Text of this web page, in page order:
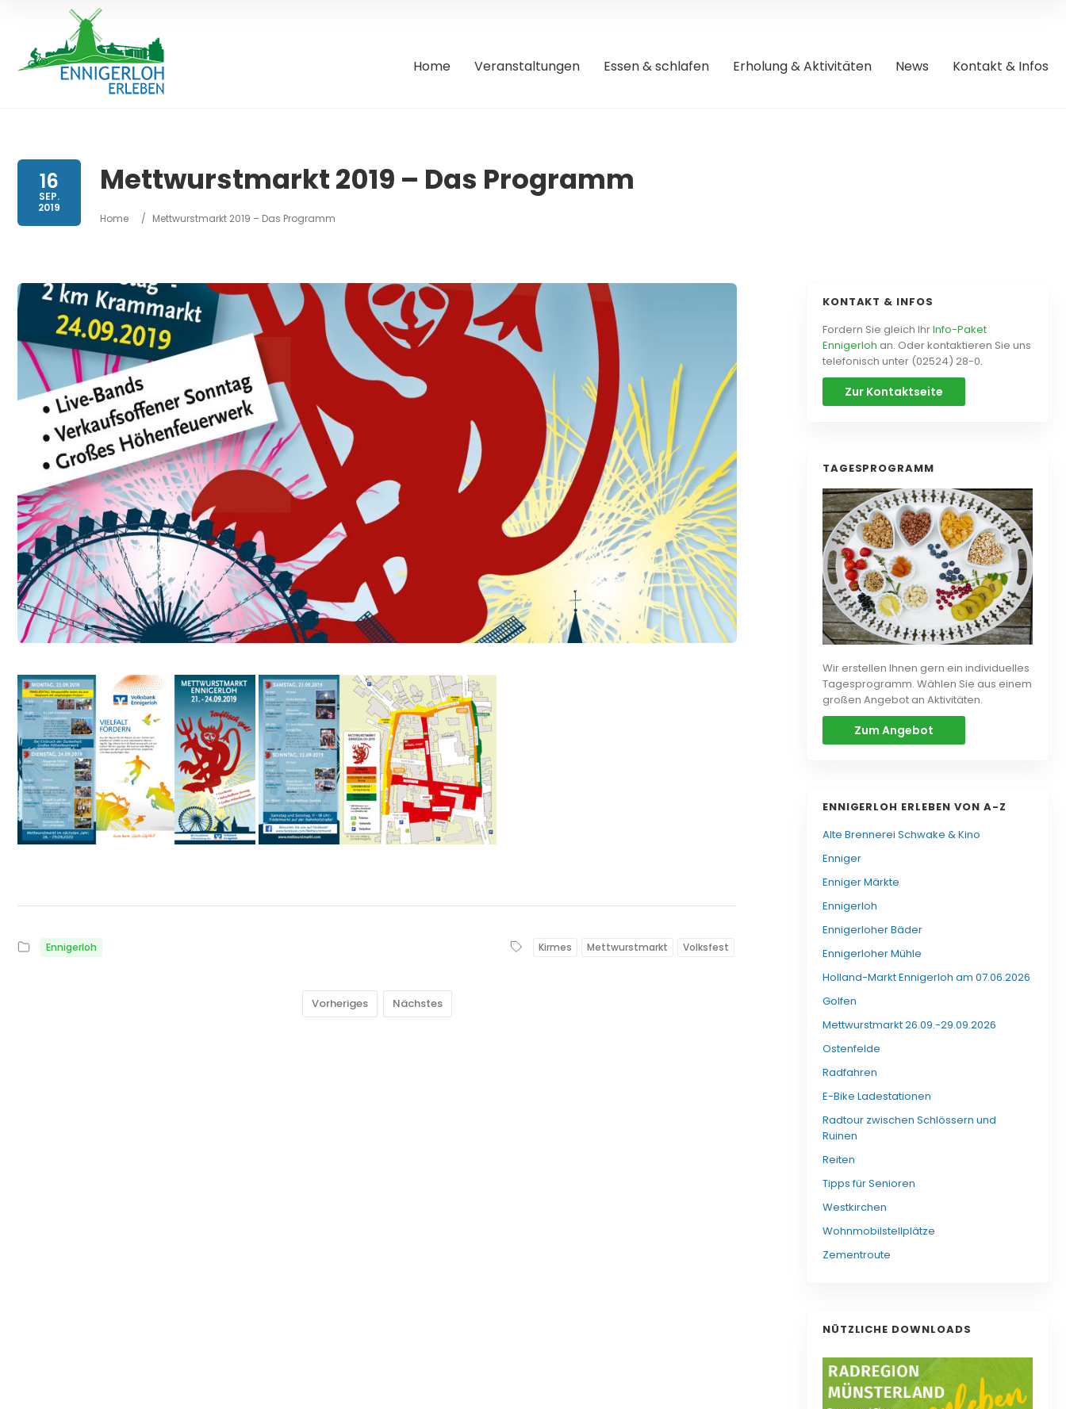
Home Veranstaltungen Essen & schlafen Erholung & Aktivitäten News Kontakt & Infos
16
SEP.
2019
Mettwurstmarkt 2019 – Das Programm
Home / Mettwurstmarkt 2019 – Das Programm
Ennigerloh Kirmes Mettwurstmarkt Volksfest
Vorheriges Nächstes
KONTAKT & INFOS
Fordern Sie gleich IhrInfo-Paket
Ennigerloh an. Oder kontaktieren Sie uns
telefonisch unter (02524) 28-0.
Zur Kontaktseite
TAGESPROGRAMM
Wir erstellen Ihnen gern ein individuelles
Tagesprogramm. Wählen Sie aus einem
großen Angebot an Aktivitäten.
Zum Angebot
ENNIGERLOH ERLEBEN VON A-Z
Alte Brennerei Schwake & Kino
Enniger
Enniger Märkte
Ennigerloh
Ennigerloher Bäder
Ennigerloher Mühle
Holland-Markt Ennigerloh am 07.06.2026
Golfen
Mettwurstmarkt 26.09.-29.09.2026
Ostenfelde
Radfahren
E-Bike Ladestationen
Radtour zwischen Schlössern und
Ruinen
Reiten
Tipps für Senioren
Westkirchen
Wohnmobilstellplätze
Zementroute
NÜTZLICHE DOWNLOADS